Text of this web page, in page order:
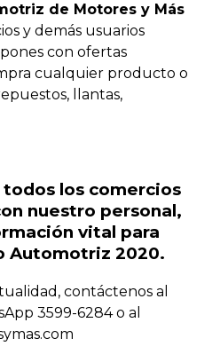
de Motores y Más
y demás usuarios
con ofertas
cualquier producto o
llantas,
los comercios
nuestro personal,
vital para
Automotriz 2020.
contáctenos al
3599-6284 o al